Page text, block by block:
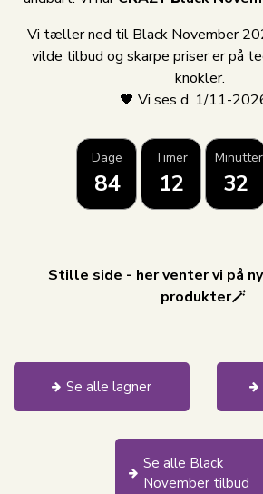
Vi tæller ned til Black November
vilde tilbud og skarpe priser er på
knokler.
🖤 Vi ses d. 1/11-
Dage
84
Timer
12
Minutter
32
Stille side - her venter vi på
produkter🪄
Se alle lagner
Se alle Black
November tilbud